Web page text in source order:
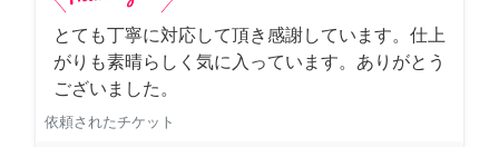
とても丁寧に対応して頂き感謝しています。仕上
がりも素晴らしく気に入っています。ありがとう
ございました。
依頼されたチケット